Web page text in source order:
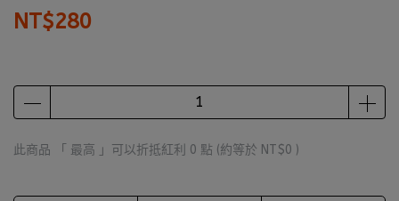
NT$280
此商品 「 最高 」可以折抵紅利 0 點 (約等於 NT$0 )